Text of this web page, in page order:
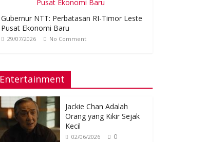
Gubernur NTT: Perbatasan RI-Timor Leste
Pusat Ekonomi Baru
29/07/2026 No Comment
Entertainment
Jackie Chan Adalah
Orang yang Kikir Sejak
Kecil
02/06/2026 0